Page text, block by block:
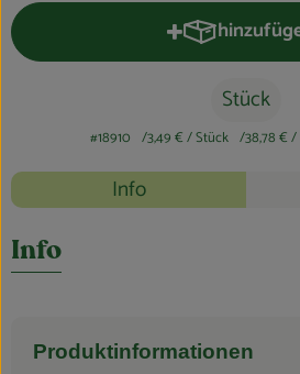
Stück
#18910 3,49 €/ Stück 38,78 €/
Rezepte
Info
Info
Produktinformationen